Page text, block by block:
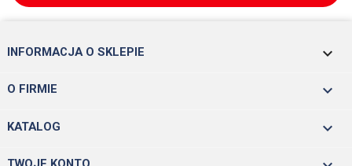
INFORMACJA O SKLEPIE keyboard_arrow_down
O FIRMIE 
KATALOG 